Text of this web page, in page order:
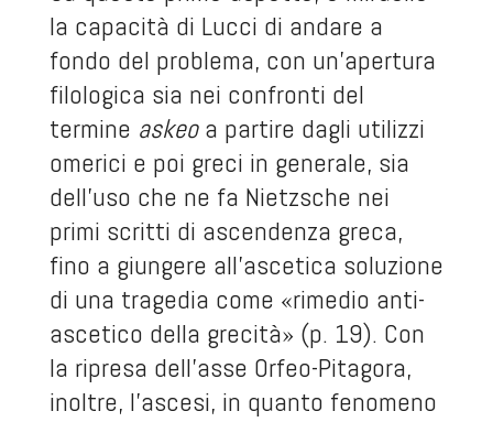
la capacità di Lucci di andare a
fondo del problema, con un’apertura
filologica sia nei confronti del
termine askeoa partire dagli utilizzi
omerici e poi greci in generale, sia
dell’uso che ne fa Nietzsche nei
primi scritti di ascendenza greca,
fino a giungere all’ascetica soluzione
di una tragedia come «rimedio anti-
ascetico della grecità» (p. 19). Con
la ripresa dell’asse Orfeo-Pitagora,
inoltre, l’ascesi, in quanto fenomeno